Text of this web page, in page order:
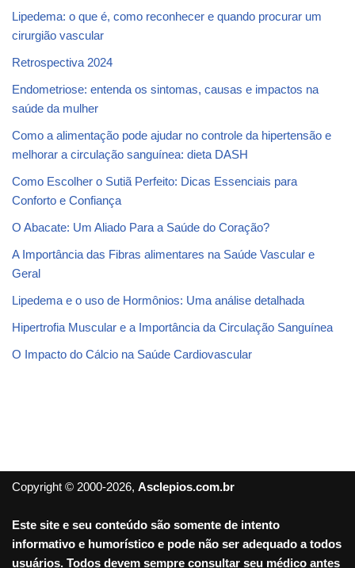
Lipedema: o que é, como reconhecer e quando procurar um
cirurgião vascular
Retrospectiva 2024
Endometriose: entenda os sintomas, causas e impactos na
saúde da mulher
Como a alimentação pode ajudar no controle da hipertensão e
melhorar a circulação sanguínea: dieta DASH
Como Escolher o Sutiã Perfeito: Dicas Essenciais para
Conforto e Confiança
O Abacate: Um Aliado Para a Saúde do Coração?
A Importância das Fibras alimentares na Saúde Vascular e
Geral
Lipedema e o uso de Hormônios: Uma análise detalhada
Hipertrofia Muscular e a Importância da Circulação Sanguínea
O Impacto do Cálcio na Saúde Cardiovascular
Copyright © 2000-2026, Asclepios.com.br
Este site e seu conteúdo são somente de intento
informativo e humorístico e pode não ser adequado a todos
usuários. Todos devem sempre consultar seu médico antes